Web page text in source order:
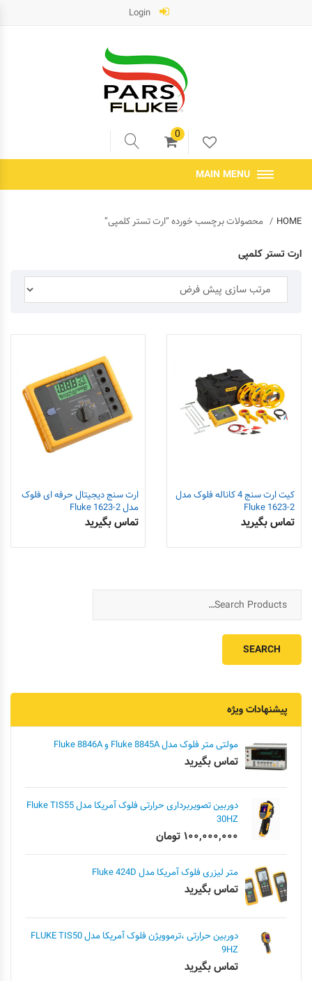
0
MAIN MENU
HOME محصولات برچسب خورده “ارت تستر کلمپی”
ارت تستر کلمپی
ارت سنج دیجیتال حرفه ای فلوک
مدل Fluke 1623-2
تماس بگیرید
کیت ارت سنج 4 کاناله فلوک مدل
Fluke 1623-2
تماس بگیرید
پیشنهادات ویژه
مولتی متر فلوک مدل Fluke 8845A و Fluke 8846A
تماس بگیرید
دوربین تصویربرداری حرارتی فلوک آمریکا مدل Fluke TIS55
30HZ
۱۰۰,۰۰۰,۰۰۰ تومان
متر لیزری فلوک آمریکا مدل Fluke 424D
تماس بگیرید
دوربین حرارتی ،ترموویژن فلوک آمریکا مدل FLUKE TIS50
9HZ
تماس بگیرید